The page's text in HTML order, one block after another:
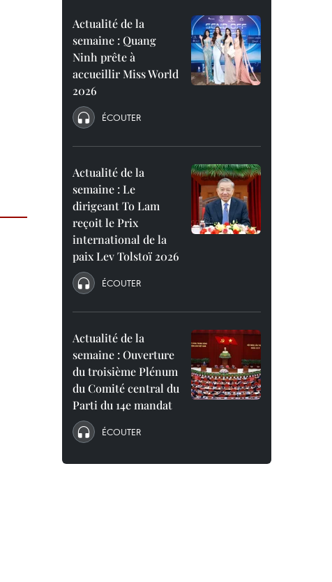
Actualité de la
semaine : Quang
Ninh prête à
accueillir Miss World
2026
ÉCOUTER
Actualité de la
semaine : Le
dirigeant To Lam
reçoit le Prix
international de la
paix Lev Tolstoï 2026
ÉCOUTER
Actualité de la
semaine : Ouverture
du troisième Plénum
du Comité central du
Parti du 14e mandat
ÉCOUTER